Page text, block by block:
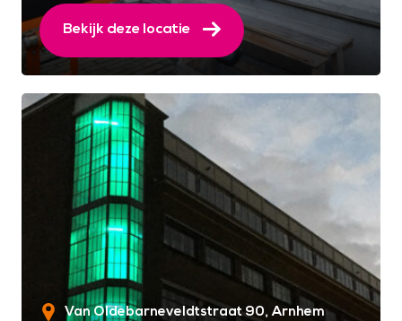
Bekijk deze locatie
Van Oldebarneveldtstraat 90 Arnhem